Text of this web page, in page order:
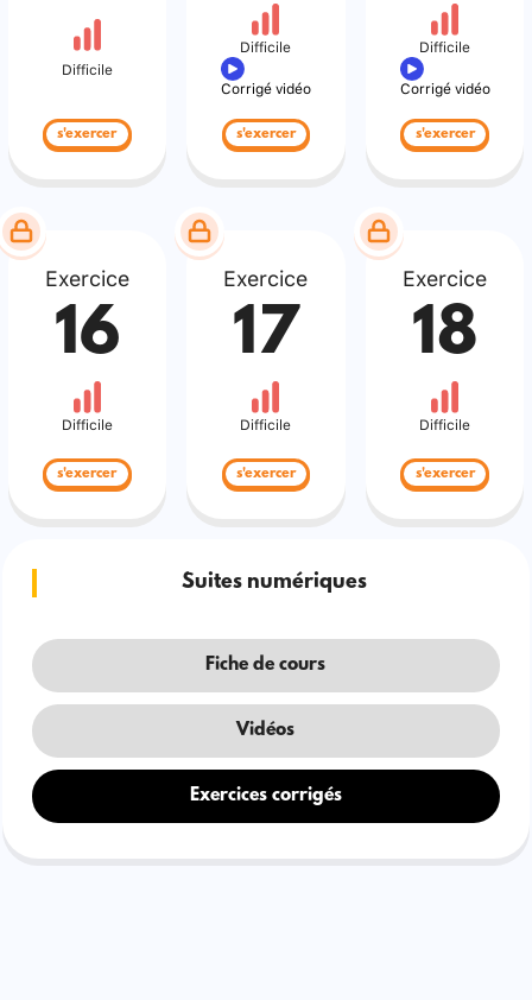
Difficile
s'exercer
Difficile
Corrigé vidéo
s'exercer
Difficile
Corrigé vidéo
s'exercer
Exercice
16
Difficile
s'exercer
Exercice
17
Difficile
s'exercer
Exercice
18
Difficile
s'exercer
Suites numériques
Fiche de cours
Vidéos
Exercices corrigés